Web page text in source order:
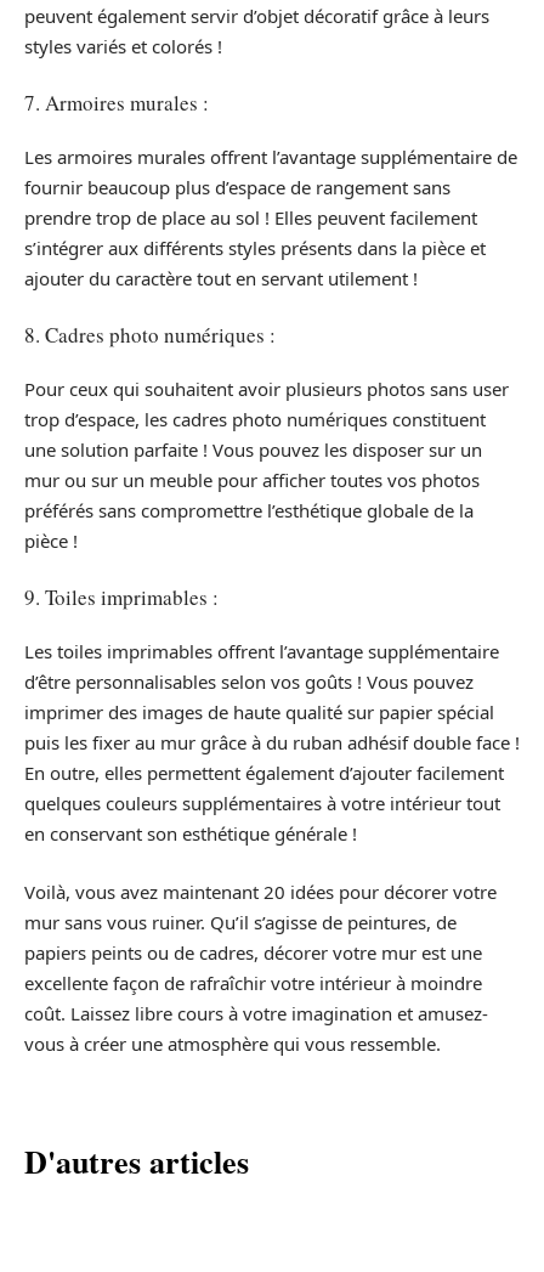
peuvent également servir d’objet décoratif grâce à leurs
styles variés et colorés !
7. Armoires murales :
Les armoires murales offrent l’avantage supplémentaire de
fournir beaucoup plus d’espace de rangement sans
prendre trop de place au sol ! Elles peuvent facilement
s’intégrer aux différents styles présents dans la pièce et
ajouter du caractère tout en servant utilement !
8. Cadres photo numériques :
Pour ceux qui souhaitent avoir plusieurs photos sans user
trop d’espace, les cadres photo numériques constituent
une solution parfaite ! Vous pouvez les disposer sur un
mur ou sur un meuble pour afficher toutes vos photos
préférés sans compromettre l’esthétique globale de la
pièce !
9. Toiles imprimables :
Les toiles imprimables offrent l’avantage supplémentaire
d’être personnalisables selon vos goûts ! Vous pouvez
imprimer des images de haute qualité sur papier spécial
puis les fixer au mur grâce à du ruban adhésif double face !
En outre, elles permettent également d’ajouter facilement
quelques couleurs supplémentaires à votre intérieur tout
en conservant son esthétique générale !
Voilà, vous avez maintenant 20 idées pour décorer votre
mur sans vous ruiner. Qu’il s’agisse de peintures, de
papiers peints ou de cadres, décorer votre mur est une
excellente façon de rafraîchir votre intérieur à moindre
coût. Laissez libre cours à votre imagination et amusez-
vous à créer une atmosphère qui vous ressemble.
D'autres articles